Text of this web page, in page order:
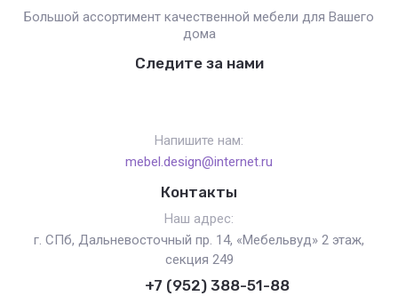
Большой ассортимент качественной мебели для Вашего
дома
Следите за нами
Напишите нам:
mebel.design@internet.ru
Контакты
Наш адрес:
г. СПб, Дальневосточный пр. 14, «Мебельвуд» 2 этаж,
секция 249
+7 (952) 388-51-88